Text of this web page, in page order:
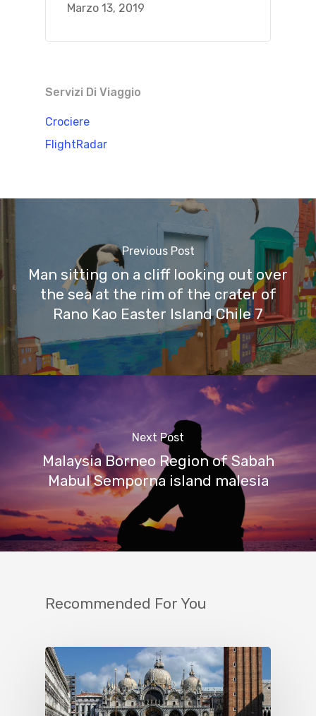
Marzo 13, 2019
Servizi Di Viaggio
Crociere
FlightRadar
Previous Post
Man sitting on a cliff looking out over
the sea at the rim of the crater of
Rano Kao Easter Island Chile 7
Next Post
Malaysia Borneo Region of Sabah
Mabul Semporna island malesia
Recommended For You